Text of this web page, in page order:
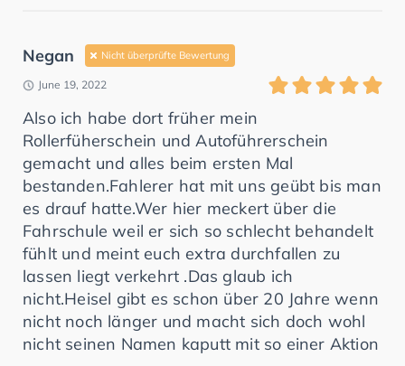
Negan Nicht überprüfte Bewertung
June 19, 2022
Also ich habe dort früher mein
Rollerfüherschein und Autoführerschein
gemacht und alles beim ersten Mal
bestanden.Fahlerer hat mit uns geübt bis man
es drauf hatte.Wer hier meckert über die
Fahrschule weil er sich so schlecht behandelt
fühlt und meint euch extra durchfallen zu
lassen liegt verkehrt .Das glaub ich
nicht.Heisel gibt es schon über 20 Jahre wenn
nicht noch länger und macht sich doch wohl
nicht seinen Namen kaputt mit so einer Aktion